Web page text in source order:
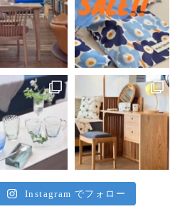
Instagram でフォロー